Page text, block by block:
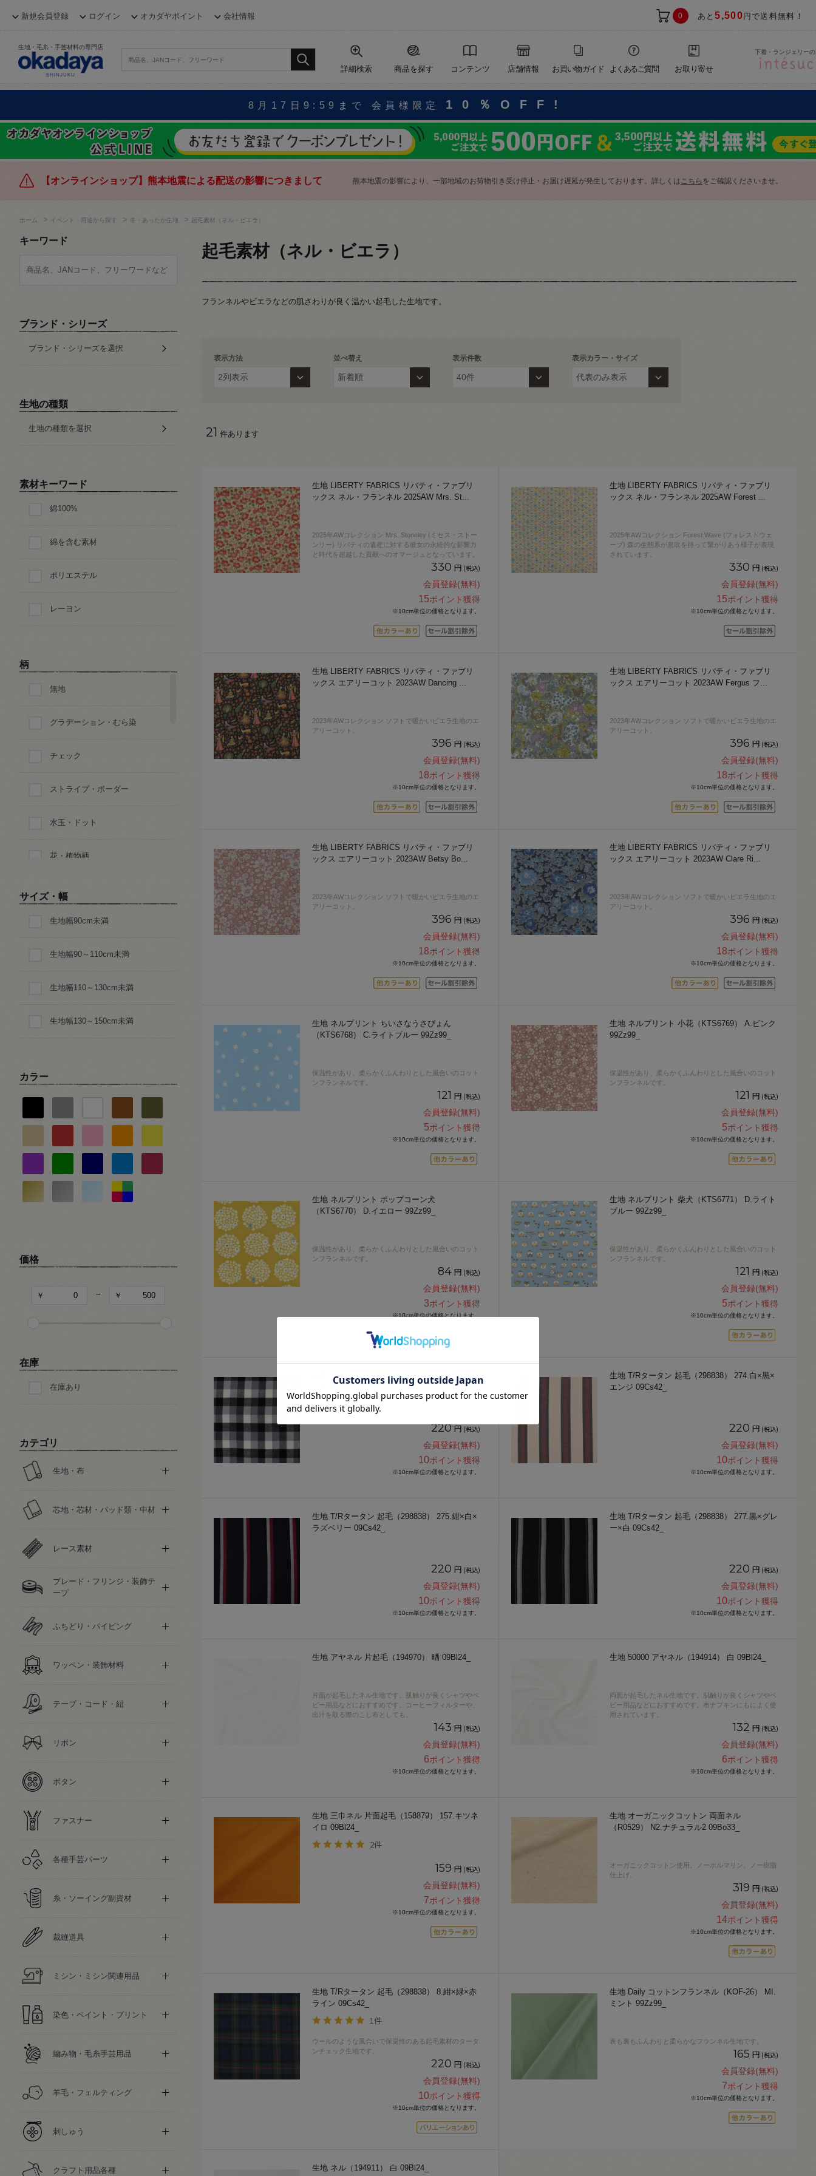
新規会員登録 ログイン オカダヤポイント 会社情報 0 あと5,500 円で送料無料！
生地・毛糸・手芸材料の専門店
詳細検索 商品を探す コンテンツ 店舗情報 お買い物ガイド よくあるご質問 お取り寄せ
下着・ランジェリー
8月17日9:59まで 会員様限定 10％OFF!
【オンラインショップ】熊本地震による配送の影響につきまして 熊本地震の影響により、一部地域のお荷物引き受け停止・お届け遅延が発生しております。詳しくはこちら をご確認くださいませ。
ホーム > イベント・用途から探す > 冬・あったか生地 > 起毛素材（ネル・ビエラ）
キーワード
ブランド・シリーズ
ブランド・シリーズを選択
生地の種類
生地の種類を選択
素材キーワード
綿100%
綿を含む素材
ポリエステル
レーヨン
柄
無地
グラデーション・むら染
チェック
ストライプ・ボーダー
水玉・ドット
花・植物柄
迷彩・アニマルパターン
ダイヤ・スクエア・幾何学
星・月・宇宙
動物・生き物・恐竜柄
スポーツ
食べ物・スイーツ
その他の柄
サイズ・幅
生地幅90cm未満
生地幅90～110cm未満
生地幅110～130cm未満
生地幅130～150cm未満
カラー
価格
~
在庫
在庫あり
カテゴリ
生地・布
芯地・芯材・パッド類・中材
レース素材
ブレード・フリンジ・装飾テ
ープ
ふちどり・パイピング
ワッペン・装飾材料
テープ・コード・紐
リボン
ボタン
ファスナー
各種手芸パーツ
糸・ソーイング副資材
裁縫道具
ミシン・ミシン関連用品
染色・ペイント・プリント
編み物・毛糸手芸用品
羊毛・フェルティング
刺しゅう
クラフト用品各種
起毛素材（ネル・ビエラ）
フランネルやビエラなどの肌さわりが良く温かい起毛した生地です。
表示方法 並べ替え 表示件数 表示カラー・サイズ
21 件あります
生地 LIBERTY FABRICS リバティ・ファブリ
ックス ネル・フランネル 2025AW Mrs. St
2025年AWコレクション Mrs. Stoneley (ミセス・ストー
ンリー) リバティの遺産に対する彼女の永続的な影響力
と時代を超越した貢献へのオマージュとなっています。
330 円 (税込)
会員登録(無料)
15ポイント獲得
※10cm単位の価格となります。
生地 LIBERTY FABRICS リバティ・ファブリ
ックス ネル・フランネル 2025AW Forest
2025年AWコレクション Forest Wave (フォレストウェ
ーブ) 森の生態系が息吹を持って繋がりあう様子が表現
されています。
330 円 (税込)
会員登録(無料)
15ポイント獲得
※10cm単位の価格となります。
生地 LIBERTY FABRICS リバティ・ファブリ
ックス エアリーコット 2023AW Dancing
2023年AWコレクション ソフトで暖かいビエラ生地のエ
アリーコット。
396 円 (税込)
会員登録(無料)
18ポイント獲得
※10cm単位の価格となります。
生地 LIBERTY FABRICS リバティ・ファブリ
ックス エアリーコット 2023AW Fergus フ
2023年AWコレクション ソフトで暖かいビエラ生地のエ
アリーコット。
396 円 (税込)
会員登録(無料)
18ポイント獲得
※10cm単位の価格となります。
生地 LIBERTY FABRICS リバティ・ファブリ
ックス エアリーコット 2023AW Betsy Bo
2023年AWコレクション ソフトで暖かいビエラ生地のエ
アリーコット。
396 円 (税込)
会員登録(無料)
18ポイント獲得
※10cm単位の価格となります。
生地 LIBERTY FABRICS リバティ・ファブリ
ックス エアリーコット 2023AW Clare Ri
2023年AWコレクション ソフトで暖かいビエラ生地のエ
アリーコット。
396 円 (税込)
会員登録(無料)
18ポイント獲得
※10cm単位の価格となります。
生地 ネルプリント ちいさなうさぴょん
（KTS6768） C.ライトブルー 99Zz99_
保温性があり、柔らかくふんわりとした風合いのコット
ンフランネルです。
121 円 (税込)
会員登録(無料)
5ポイント獲得
※10cm単位の価格となります。
生地 ネルプリント 小花（KTS6769） A.ピンク
99Zz99_
保温性があり、柔らかくふんわりとした風合いのコット
ンフランネルです。
121 円 (税込)
会員登録(無料)
5ポイント獲得
※10cm単位の価格となります。
生地 ネルプリント ポップコーン犬
（KTS6770） D.イエロー 99Zz99_
保温性があり、柔らかくふんわりとした風合いのコット
ンフランネルです。
84 円 (税込)
会員登録(無料)
3ポイント獲得
※10cm単位の価格となります。
生地 ネルプリント 柴犬（KTS6771） D.ライト
ブルー 99Zz99_
保温性があり、柔らかくふんわりとした風合いのコット
ンフランネルです。
121 円 (税込)
会員登録(無料)
5ポイント獲得
※10cm単位の価格となります。
生地 T/Rタータン 起毛（298838） 272.白×黒×
220 円 (税込)
会員登録(無料)
10ポイント獲得
※10cm単位の価格となります。
生地 T/Rタータン 起毛（298838） 274.白×黒×
エンジ 09Cs42_
220 円 (税込)
会員登録(無料)
10ポイント獲得
※10cm単位の価格となります。
生地 T/Rタータン 起毛（298838） 275.紺×白×
ラズベリー 09Cs42_
220 円 (税込)
会員登録(無料)
10ポイント獲得
※10cm単位の価格となります。
生地 T/Rタータン 起毛（298838） 277.黒×グレ
ー×白 09Cs42_
220 円 (税込)
会員登録(無料)
10ポイント獲得
※10cm単位の価格となります。
生地 アヤネル 片起毛（194970） 晒 09Bl24_
片面が起毛したネル生地です。肌触りが良くシャツやベ
ビー用品などにおすすめです。コーヒーフィルターや、
出汁を取る際のこし布としても。
143 円 (税込)
会員登録(無料)
6ポイント獲得
※10cm単位の価格となります。
生地 50000 アヤネル（194914） 白 09Bl24_
両面が起毛したネル生地です。肌触りが良くシャツやベ
ビー用品などにおすすめです。布ナプキンにもによく使
用されています。
132 円 (税込)
会員登録(無料)
6ポイント獲得
※10cm単位の価格となります。
生地 三巾ネル 片面起毛（158879） 157.キツネ
イロ 09Bl24_
2件
159 円 (税込)
会員登録(無料)
7ポイント獲得
※10cm単位の価格となります。
生地 オーガニックコットン 両面ネル
（R0529） N2.ナチュラル2 09Bo33_
オーガニックコットン使用。ノーホルマリン、ノー樹脂
仕上げ。
319 円 (税込)
会員登録(無料)
14ポイント獲得
※10cm単位の価格となります。
生地 T/Rタータン 起毛（298838） 8.紺×緑×赤
ライン 09Cs42_
1件
ウールのような風合いで保温性のある起毛素材のタータ
ンチェック生地です。
220 円 (税込)
会員登録(無料)
10ポイント獲得
※10cm単位の価格となります。
生地 Daily コットンフランネル（KOF-26） MI.
ミント 99Zz99_
表も裏もふんわりと柔らかなフランネル生地です。
165 円 (税込)
会員登録(無料)
7ポイント獲得
※10cm単位の価格となります。
生地 ネル（194911） 白 09Bl24_